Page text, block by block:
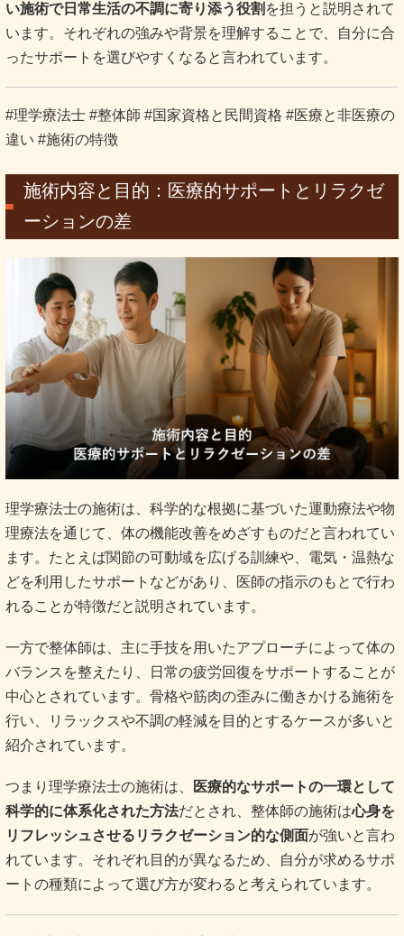
い施術で日常生活の不調に寄り添う役割 を担うと説明されて
います。それぞれの強みや背景を理解することで、自分に合
ったサポートを選びやすくなると言われています。
#理学療法士 #整体師 #国家資格と民間資格 #医療と非医療の
違い #施術の特徴
施術内容と目的：医療的サポートとリラクゼ
ーションの差
理学療法士の施術は、科学的な根拠に基づいた運動療法や物
理療法を通じて、体の機能改善をめざすものだと言われてい
ます。たとえば関節の可動域を広げる訓練や、電気・温熱な
どを利用したサポートなどがあり、医師の指示のもとで行わ
れることが特徴だと説明されています。
一方で整体師は、主に手技を用いたアプローチによって体の
バランスを整えたり、日常の疲労回復をサポートすることが
中心とされています。骨格や筋肉の歪みに働きかける施術を
行い、リラックスや不調の軽減を目的とするケースが多いと
紹介されています。
つまり理学療法士の施術は、
医療的なサポートの一環として
科学的に体系化された方法だとされ、整体師の施術は心身を
リフレッシュさせるリラクゼーション的な側面が強いと言わ
れています。それぞれ目的が異なるため、自分が求めるサポ
ートの種類によって選び方が変わると考えられています。